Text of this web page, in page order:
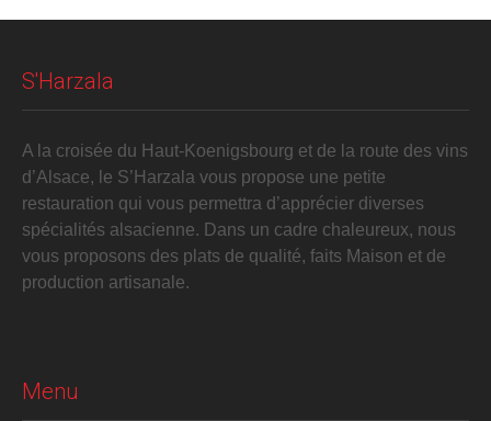
S'Harzala
A la croisée du Haut-Koenigsbourg et de la route des vins
d’Alsace, le S’Harzala vous propose une petite
restauration qui vous permettra d’apprécier diverses
spécialités alsacienne. Dans un cadre chaleureux, nous
vous proposons des plats de qualité, faits Maison et de
production artisanale.
Menu